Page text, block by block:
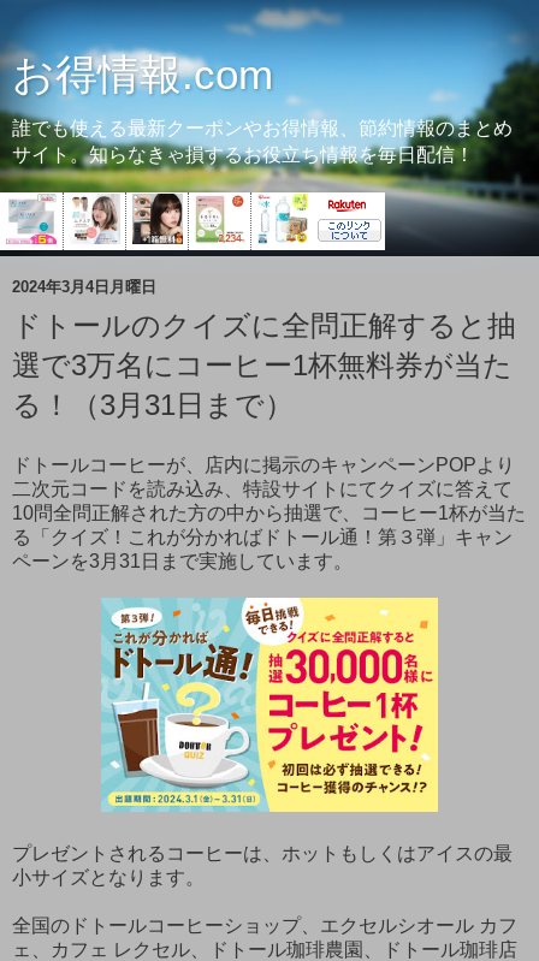
お得情報.com
誰でも使える最新クーポンやお得情報、節約情報のまとめ
サイト。知らなきゃ損するお役立ち情報を毎日配信！
2024年3月4日月曜日
ドトールのクイズに全問正解すると抽
選で3万名にコーヒー1杯無料券が当た
る！（3月31日まで）
ドトールコーヒーが、店内に掲示のキャンペーンPOPより
二次元コードを読み込み、特設サイトにてクイズに答えて
10問全問正解された方の中から抽選で、コーヒー1杯が当た
る「クイズ！これが分かればドトール通！第３弾」キャン
ペーンを3月31日まで実施しています。
プレゼントされるコーヒーは、ホットもしくはアイスの最
小サイズとなります。
全国のドトールコーヒーショップ、エクセルシオール カフ
ェ、カフェ レクセル、ドトール珈琲農園、ドトール珈琲店